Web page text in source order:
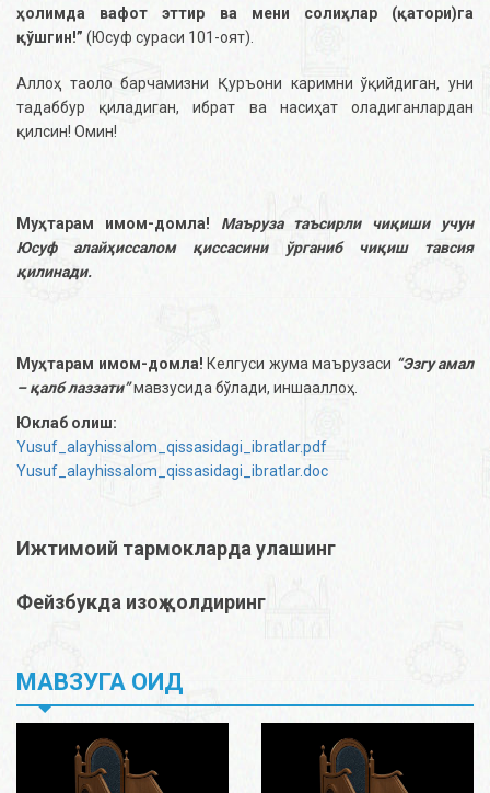
ҳолимда вафот эттир ва мени солиҳлар (қатори)га
қўшгин!” (Юсуф сураси 101-оят).
Аллоҳ таоло барчамизни Қуръони каримни ўқийдиган, уни
тадаббур қиладиган, ибрат ва насиҳат оладиганлардан
қилсин! Омин!
Муҳтарам имом-домла! Маъруза таъсирли чиқиши учун
Юсуф алайҳиссалом қиссасини ўрганиб чиқиш тавсия
қилинади.
Муҳтарам имом-домла! Келгуси жума маърузаси “Эзгу амал
– қалб лаззати”мавзусида бўлади, иншааллоҳ.
Юклаб олиш:
Yusuf_alayhissalom_qissasidagi_ibratlar.pdf
Yusuf_alayhissalom_qissasidagi_ibratlar.doc
Ижтимоий тармокларда улашинг
Фейзбукда изоҳ қолдиринг
МАВЗУГА ОИД